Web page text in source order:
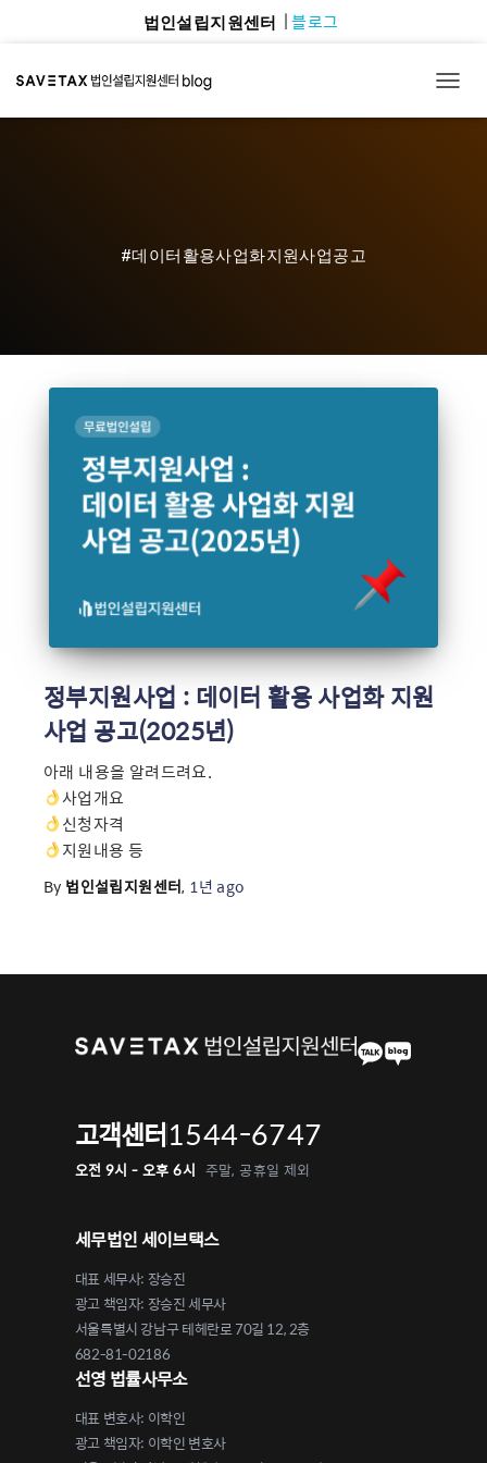
법인설립지원센터 블로그
#데이터활용사업화지원사업공고
정부지원사업 : 데이터 활용 사업화 지원
사업 공고(2025년)
아래 내용을 알려드려요.
사업개요
신청자격
지원내용 등
By 법인설립지원센터, 1년 ago
고객센터1544-6747
오전 9시 - 오후 6시 주말, 공휴일 제외
세무법인 세이브택스
대표 세무사: 장승진
광고 책임자: 장승진 세무사
서울특별시 강남구 테헤란로 70길 12, 2층
682-81-02186
선영 법률사무소
대표 변호사: 이학인
광고 책임자: 이학인 변호사